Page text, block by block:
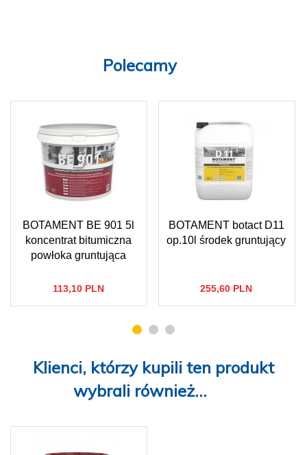
Polecamy
BOTAMENT BE 901 5l
koncentrat bitumiczna
powłoka gruntująca
113,10 PLN
BOTAMENT botact D11
op.10l środek gruntujący
255,60 PLN
Klienci, którzy kupili ten produkt
wybrali również...